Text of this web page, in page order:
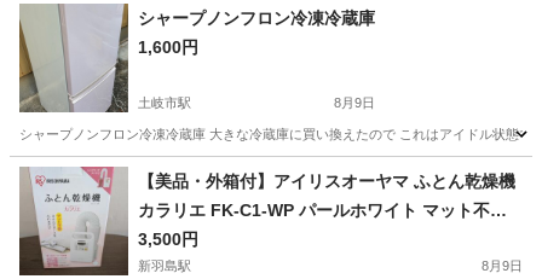
岐阜 各務原市 その他
シャープノンフロン冷凍冷蔵庫
1,600円
土岐市駅 8月9日
シャープノンフロン冷凍冷蔵庫 大きな冷蔵庫に買い換えたので これはアイドル状態
岐阜 土岐市 土岐市駅 キッチン家電
【美品・外箱付】アイリスオーヤマ ふとん乾燥機
カラリエ FK-C1-WP パールホワイト マット不要
靴乾燥アタッチメント付
3,500円
新羽島駅 8月9日